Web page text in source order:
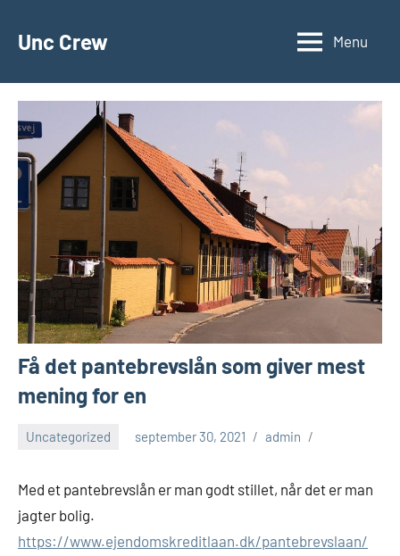
Unc Crew Menu
Få det pantebrevslån som giver mest
mening for en
Uncategorized september 30, 2021 admin
Med et pantebrevslån er man godt stillet, når det er man
jagter bolig.
https://www.ejendomskreditlaan.dk/pantebrevslaan/